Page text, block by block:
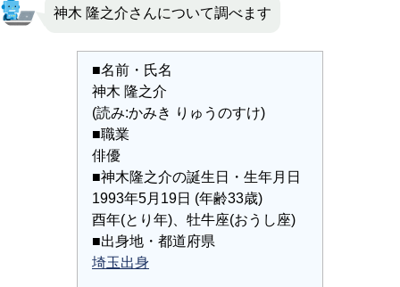
神木 隆之介さんについて調べます
■名前・氏名
神木 隆之介
(読み:かみき りゅうのすけ)
■職業
俳優
■神木隆之介の誕生日・生年月日
1993年5月19日 (年齢33歳)
酉年(とり年)、牡牛座(おうし座)
■出身地・都道府県
埼玉出身